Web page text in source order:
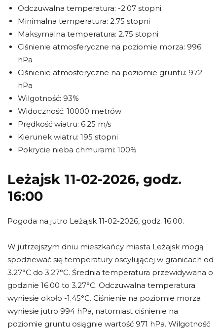
Odczuwalna temperatura: -2.07 stopni
Minimalna temperatura: 2.75 stopni
Maksymalna temperatura: 2.75 stopni
Ciśnienie atmosferyczne na poziomie morza: 996
hPa
Ciśnienie atmosferyczne na poziomie gruntu: 972
hPa
Wilgotność: 93%
Widoczność: 10000 metrów
Prędkość wiatru: 6.25 m/s
Kierunek wiatru: 195 stopni
Pokrycie nieba chmurami: 100%
Leżajsk 11-02-2026, godz.
16:00
Pogoda na jutro Leżajsk 11-02-2026, godz. 16:00.
W jutrzejszym dniu mieszkańcy miasta Leżajsk mogą
spodziewać się temperatury oscylującej w granicach od
3.27°C do 3.27°C. Średnia temperatura przewidywana o
godzinie 16:00 to 3.27°C. Odczuwalna temperatura
wyniesie około -1.45°C. Ciśnienie na poziomie morza
wyniesie jutro 994 hPa, natomiast ciśnienie na
poziomie gruntu osiągnie wartość 971 hPa. Wilgotność